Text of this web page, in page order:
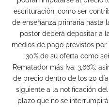
escrituración, como ser
de enseñanza primaria hasta
postor deberá depositar a
medios de pago previstos por
30% de su oferta como
Rematador más Iva: 3,66%;
de precio dentro de los 20
siguiente a la notificación
plazo que no se